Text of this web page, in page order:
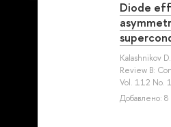
Diode
Kalashnikov D.
Review B:
Vol. 112 No.
Добавлено: 8